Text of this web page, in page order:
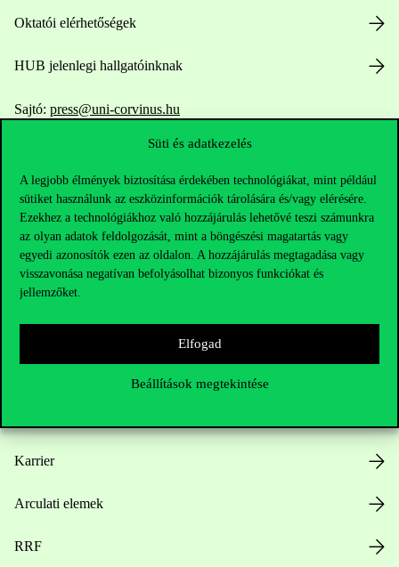
Süti és adatkezelés
A legjobb élmények biztosítása érdekében technológiákat, mint például
sütiket használunk az eszközinformációk tárolására és/vagy elérésére.
Ezekhez a technológiákhoz való hozzájárulás lehetővé teszi számunkra
az olyan adatok feldolgozását, mint a böngészési magatartás vagy
egyedi azonosítók ezen az oldalon. A hozzájárulás megtagadása vagy
visszavonása negatívan befolyásolhat bizonyos funkciókat és
jellemzőket.
Elfogad
Beállítások megtekintése
Oktatói elérhetőségek
HUB jelenlegi hallgatóinknak
Sajtó: press@uni-corvinus.hu
Hasznos linkek
Karrier
Arculati elemek
RRF